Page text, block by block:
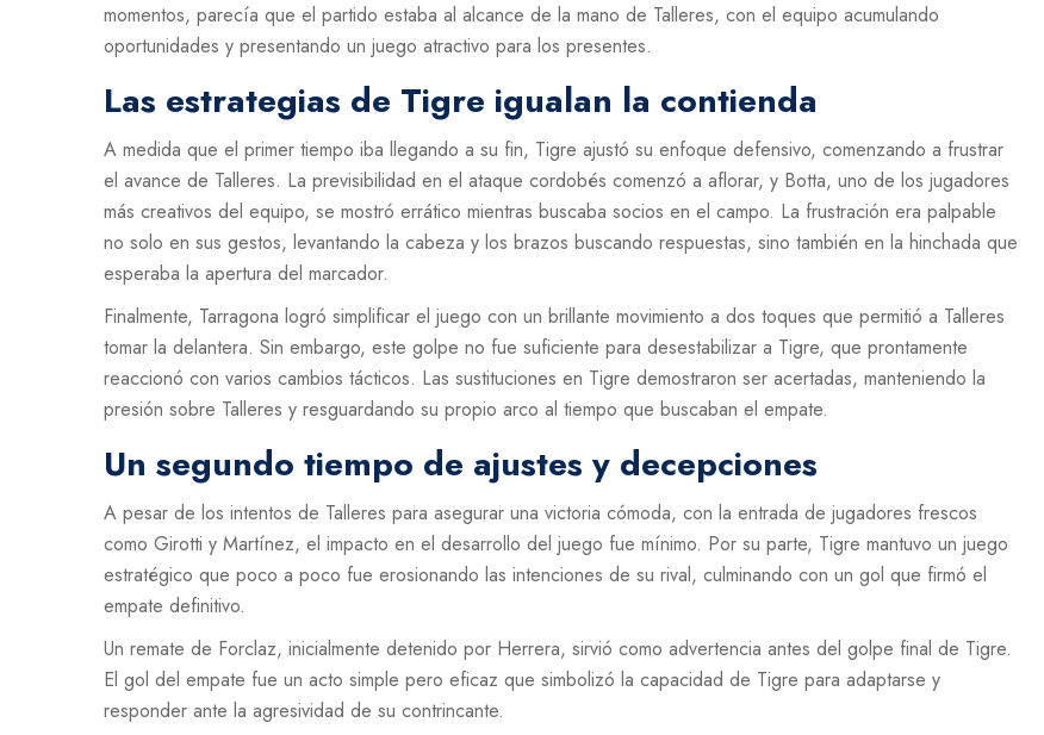
momentos, parecía que el partido estaba al alcance de la mano de Talleres, con el equipo acumulando
oportunidades y presentando un juego atractivo para los presentes.
Las estrategias de Tigre igualan la contienda
A medida que el primer tiempo iba llegando a su fin, Tigre ajustó su enfoque defensivo, comenzando a frustrar
el avance de Talleres. La previsibilidad en el ataque cordobés comenzó a aflorar, y Botta, uno de los jugadores
más creativos del equipo, se mostró errático mientras buscaba socios en el campo. La frustración era palpable
no solo en sus gestos, levantando la cabeza y los brazos buscando respuestas, sino también en la hinchada que
esperaba la apertura del marcador.
Finalmente, Tarragona logró simplificar el juego con un brillante movimiento a dos toques que permitió a Talleres
tomar la delantera. Sin embargo, este golpe no fue suficiente para desestabilizar a Tigre, que prontamente
reaccionó con varios cambios tácticos. Las sustituciones en Tigre demostraron ser acertadas, manteniendo la
presión sobre Talleres y resguardando su propio arco al tiempo que buscaban el empate.
Un segundo tiempo de ajustes y decepciones
A pesar de los intentos de Talleres para asegurar una victoria cómoda, con la entrada de jugadores frescos
como Girotti y Martínez, el impacto en el desarrollo del juego fue mínimo. Por su parte, Tigre mantuvo un juego
estratégico que poco a poco fue erosionando las intenciones de su rival, culminando con un gol que firmó el
empate definitivo.
Un remate de Forclaz, inicialmente detenido por Herrera, sirvió como advertencia antes del golpe final de Tigre.
El gol del empate fue un acto simple pero eficaz que simbolizó la capacidad de Tigre para adaptarse y
responder ante la agresividad de su contrincante.